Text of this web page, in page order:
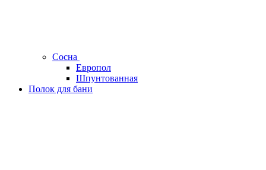
Сосна
Европол
Шпунтованная
Полок для бани